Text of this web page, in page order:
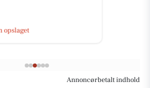
opslaget
Annoncørbetalt indhold